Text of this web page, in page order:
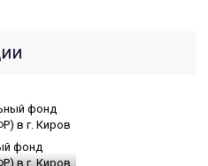
фонд
в г. Киров